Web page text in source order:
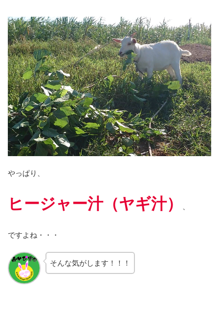
やっぱり、
ヒージャー汁（ヤギ汁）
ですよね・・・
そんな気がします！！！